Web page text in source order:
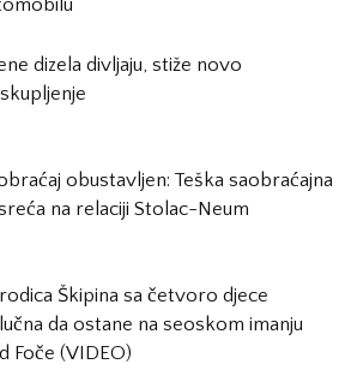
dizela divljaju, stiže novo
obustavljen: Teška saobraćajna
na relaciji Stolac-Neum
Škipina sa četvoro djece
da ostane na seoskom imanju
Foče (VIDEO)